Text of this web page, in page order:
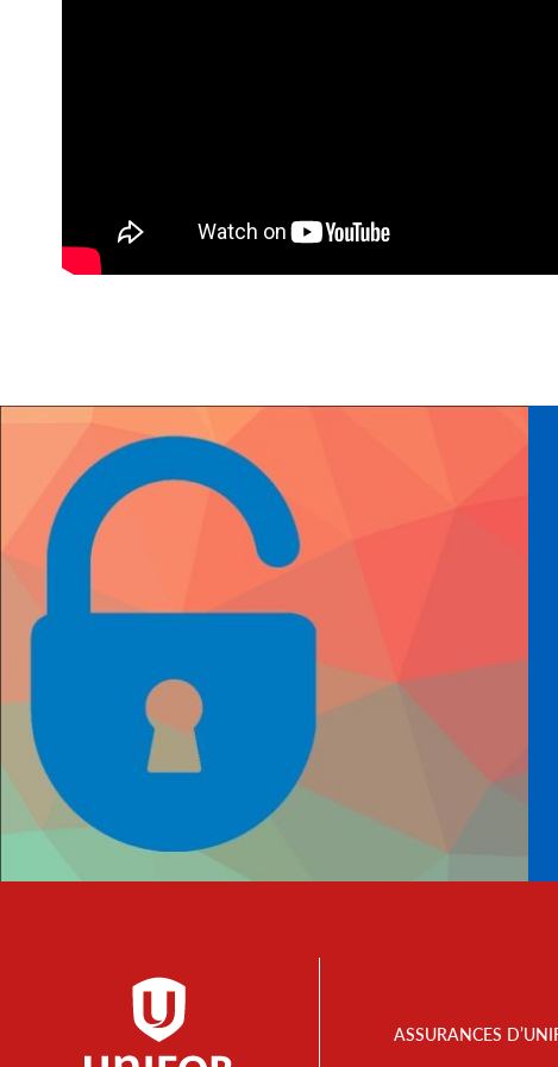
Menu
ASSURANCES